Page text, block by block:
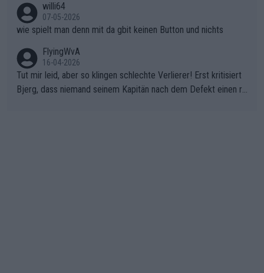
willi64
07-05-2026
wie spielt man denn mit da gbit keinen Button und nichts
FlyingWvA
16-04-2026
Tut mir leid, aber so klingen schlechte Verlierer! Erst kritisiert
Bjerg, dass niemand seinem Kapitän nach dem Defekt einen ro